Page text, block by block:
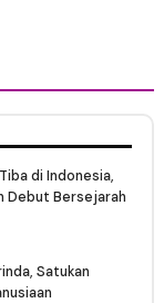
di Indonesia,
Debut Bersejarah
Satukan